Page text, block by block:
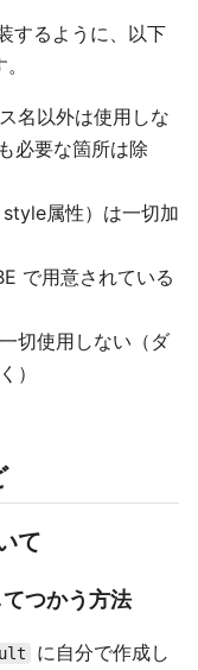
するように、以下
名以外は使用しな
必要な箇所は除
属性）は一切加
で用意されている
切使用しない（ダ
）
て
つかう方法
に自分で作成し